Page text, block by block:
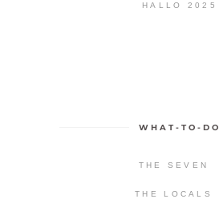
HALLO 2025
WHAT-TO-DO
THE SEVEN
THE LOCALS